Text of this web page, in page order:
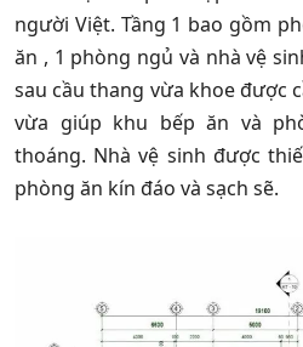
người Việt. Tầng 1 bao gồm
ăn , 1 phòng ngủ và nhà vệ
sau cầu thang vừa khoe được
vừa giúp khu bếp ăn và
thoáng. Nhà vệ sinh được
phòng ăn kín đáo và sạch sẽ.